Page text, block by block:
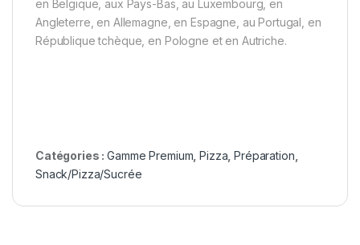
en Belgique, aux Pays-Bas, au Luxembourg, en
Angleterre, en Allemagne, en Espagne, au Portugal, en
République tchèque, en Pologne et en Autriche.
Catégories :Gamme Premium ,Pizza ,Préparation
Snack/Pizza/Sucrée